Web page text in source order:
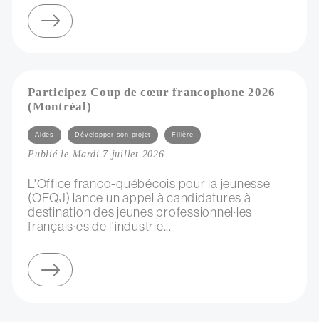
Participez Coup de cœur francophone 2026
(Montréal)
Catégories
Aides Développer son projet Filière
Publié le Mardi 7 juillet 2026
L'Office franco-québécois pour la jeunesse
(OFQJ) lance un appel à candidatures à
destination des jeunes professionnel·les
français·es de l'industrie...